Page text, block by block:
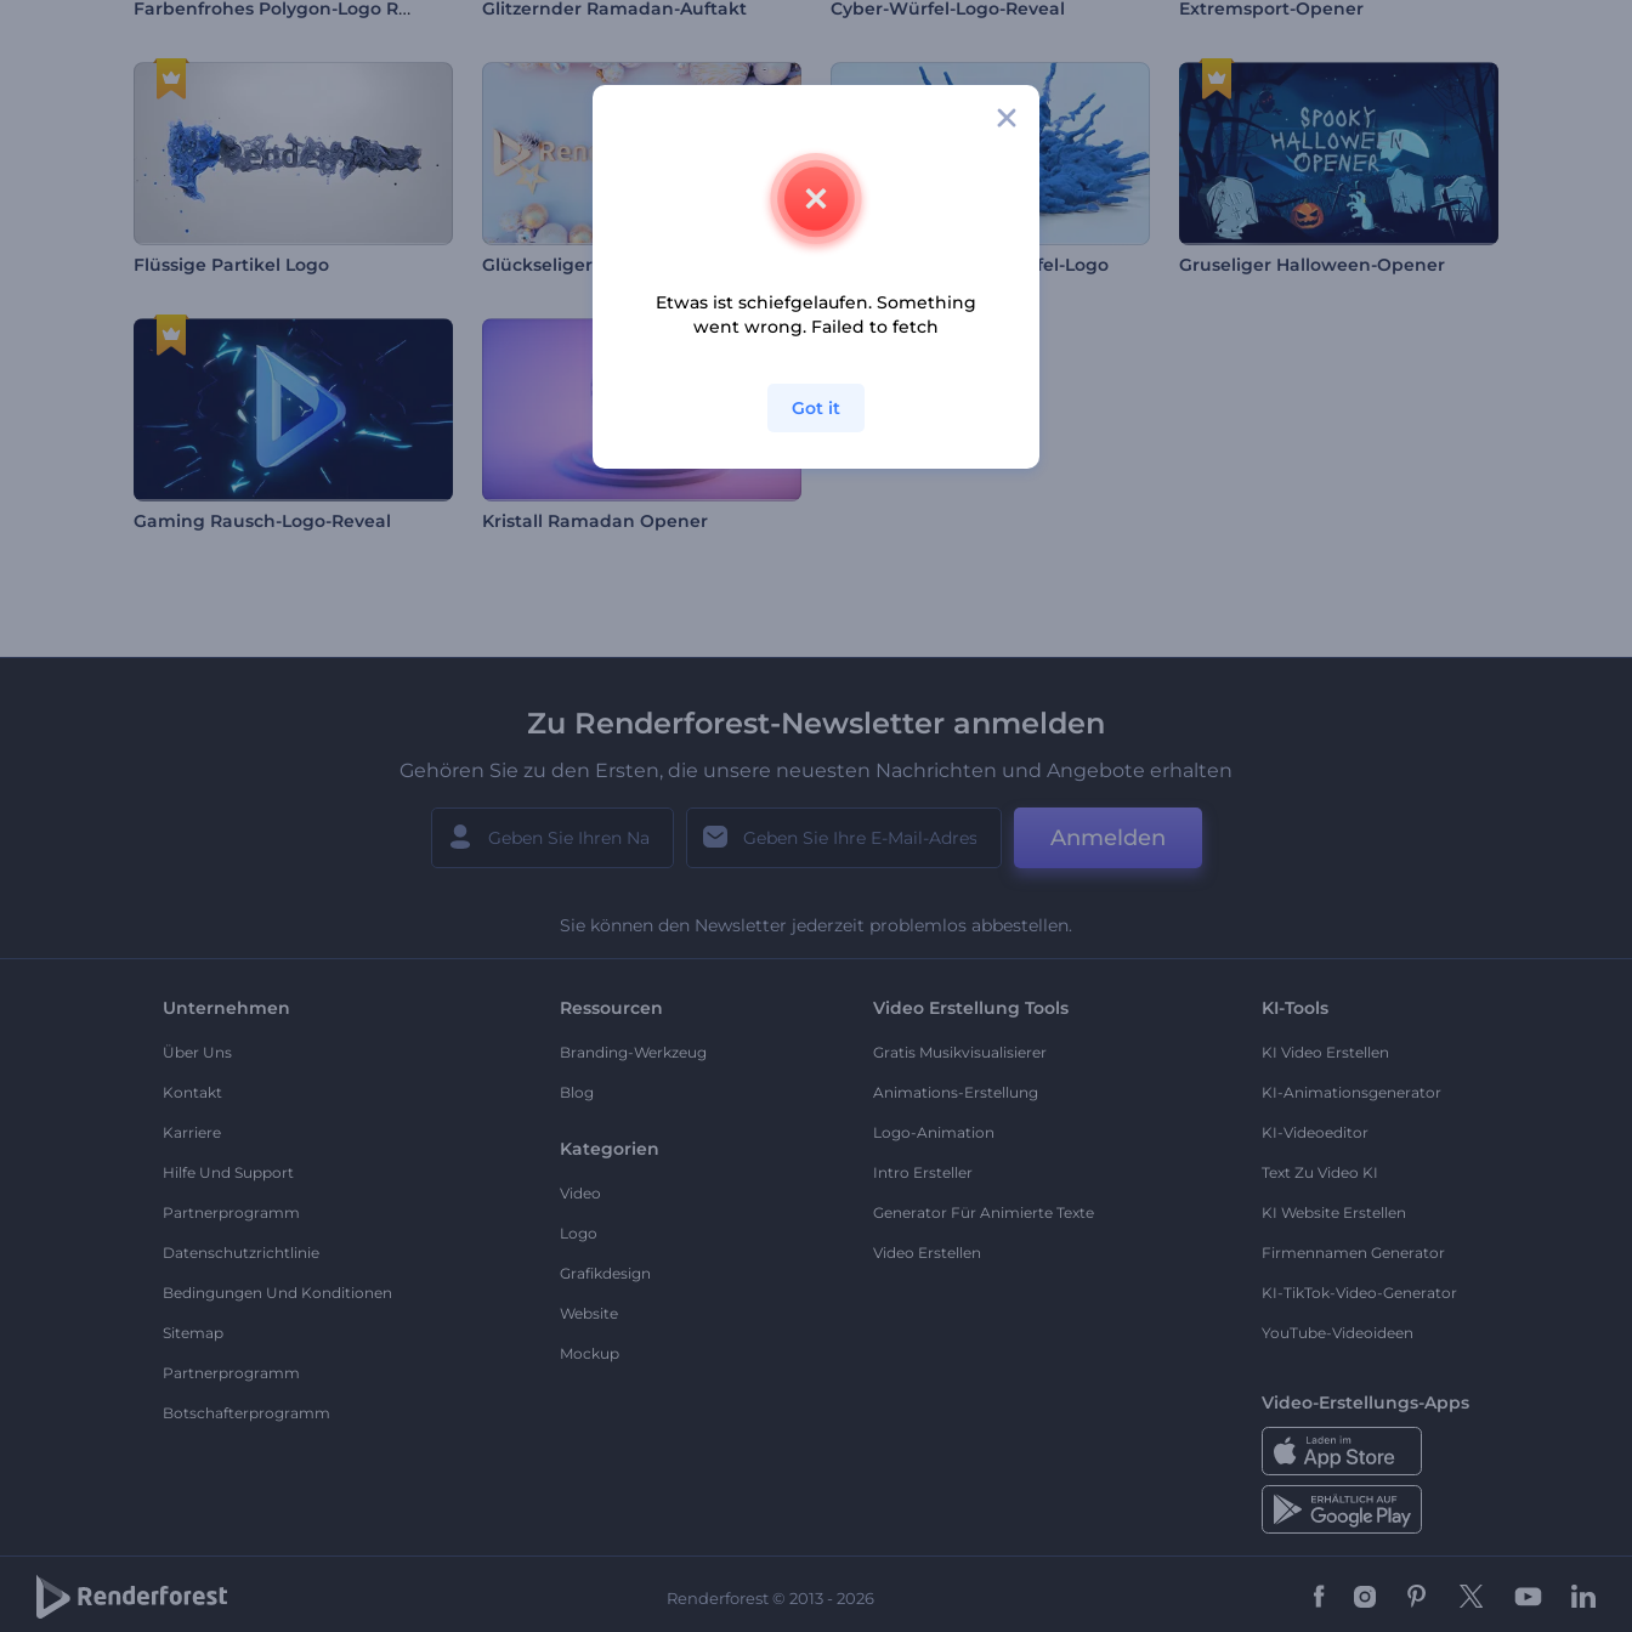
Farbenfrohes Polygon-Logo Reveal Glitzernder Ramadan-Auftakt Cyber-Würfel-Logo-Reveal Extremsport-Opener
Flüssige Partikel Logo Zerfallender Rauchwürfel-Logo Gruseliger Halloween-Opener
Gaming Rausch-Logo-Reveal Kristall Ramadan Opener
Zu Renderforest-Newsletter anmelden
Gehören Sie zu den Ersten, die unsere neuesten Nachrichten und Angebote erhalten
Anmelden
Sie können den Newsletter jederzeit problemlos abbestellen.
Unternehmen
Über Uns
Kontakt
Karriere
Hilfe Und Support
Partnerprogramm
Datenschutzrichtlinie
Bedingungen Und Konditionen
Sitemap
Partnerprogramm
Botschafterprogramm
Ressourcen
Branding-Werkzeug
Blog
Kategorien
Video
Logo
Grafikdesign
Website
Mockup
Video Erstellung Tools
Gratis Musikvisualisierer
Animations-Erstellung
Logo-Animation
Intro Ersteller
Generator Für Animierte Texte
Video Erstellen
KI-Tools
KI Video Erstellen
KI-Animationsgenerator
KI-Videoeditor
Text Zu Video KI
KI Website Erstellen
Firmennamen Generator
KI-TikTok-Video-Generator
YouTube-Videoideen
Video-Erstellungs-Apps
Renderforest © 2013 - 2026
Etwas ist schiefgelaufen. Something
went wrong. Failed to fetch
Got it